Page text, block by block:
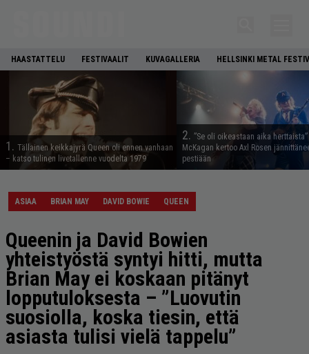
HAASTATTELU FESTIVAALIT KUVAGALLERIA HELLSINKI METAL
1. Tällainen keikkajyrä Queen oli ennen vanhaan
– katso tulinen livetallenne vuodelta 1979
2. ”Se oli oikeastaan aika
McKagan kertoo Axl Rosen
pestiään
ASIAA BRIAN MAY DAVID BOWIE QUEEN
Queenin ja David Bowien
yhteistyöstä syntyi hitti, mutta
Brian May ei koskaan pitänyt
lopputuloksesta – ”Luovutin
suosiolla, koska tiesin, että
asiasta tulisi vielä tappelu”